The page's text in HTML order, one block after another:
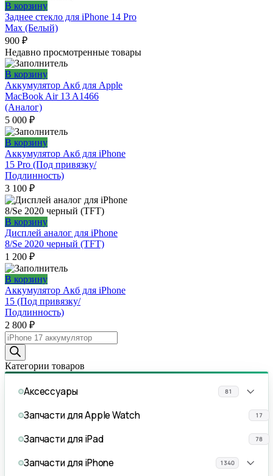
В корзину
Заднее стекло для iPhone 14 Pro
Max (Белый)
900 ₽
Недавно просмотренные товары
В корзину
Аккумулятор Акб для Apple
MacBook Air 13 A1466
(Аналог)
5 000 ₽
В корзину
Аккумулятор Акб для iPhone
15 Pro (Под привязку/
Подлинность)
3 100 ₽
В корзину
Дисплей аналог для iPhone
8/Se 2020 черный (TFT)
1 200 ₽
В корзину
Аккумулятор Акб для iPhone
15 (Под привязку/
Подлинность)
2 800 ₽
Поиск
товаров
Категории товаров
Аксессуары 81
Запчасти для Apple Watch 17
Запчасти для iPad 78
Запчасти для iPhone 1340